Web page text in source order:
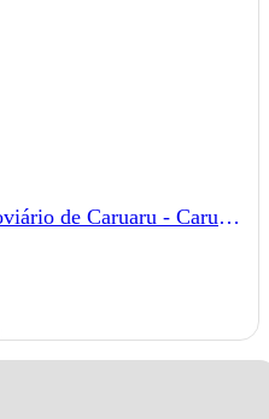
Terminal Rodoviário de Caruaru - Caruaru - PE